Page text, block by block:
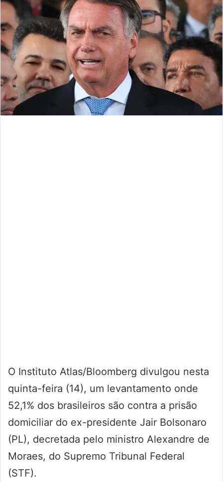
O Instituto Atlas/Bloomberg divulgou nesta
quinta-feira (14), um levantamento onde
52,1% dos brasileiros são contra a prisão
domiciliar do ex-presidente Jair Bolsonaro
(PL), decretada pelo ministro Alexandre de
Moraes, do Supremo Tribunal Federal
(STF).